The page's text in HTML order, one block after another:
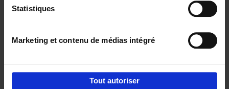
Statistiques
Marketing et contenu de médias intégré
Tout autoriser